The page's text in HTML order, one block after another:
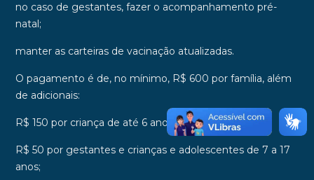
no caso de gestantes, fazer o acompanhamento pré-
natal;
manter as carteiras de vacinação atualizadas.
O pagamento é de, no mínimo, R$ 600 por família, além
de adicionais:
R$ 150 por criança de até 6 anos;
R$ 50 por gestantes e crianças e adolescentes de 7 a 17
anos;